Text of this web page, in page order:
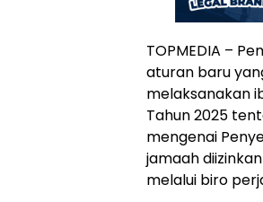
TOPMEDIA –
aturan baru
melaksanakan
Tahun 2025
mengenai
jamaah
melalui biro